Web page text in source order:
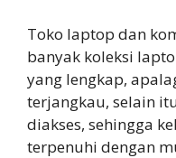
Toko laptop dan
banyak koleksi
yang lengkap,
terjangkau, selain
diakses, sehingga
terpenuhi dengan